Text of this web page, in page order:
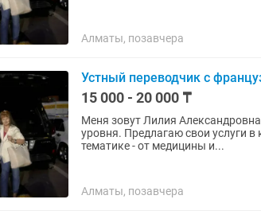
Алматы, позавчера
Устный переводчик с
15 000 - 20 000 ₸
Меня зовут Лилия
уровня. Предлагаю свои услуги
тематике - от медицины и...
Алматы, позавчера